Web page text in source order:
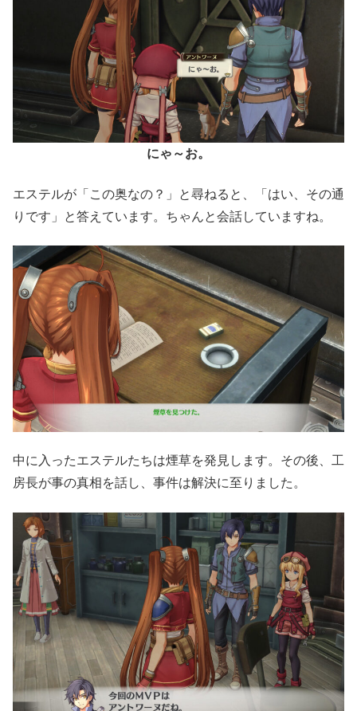
にゃ～お。
エステルが「この奥なの？」と尋ねると、「はい、その通
りです」と答えています。ちゃんと会話していますね。
中に入ったエステルたちは煙草を発見します。その後、工
房長が事の真相を話し、事件は解決に至りました。